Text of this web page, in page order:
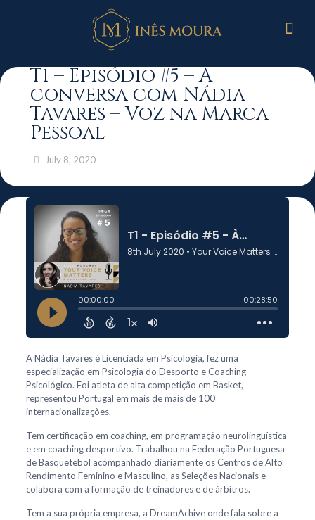
T1 – Episódio #5 – À
conversa com Nádia
Tavares – Voz na Marca
Pessoal
July 8, 2020
A Nádia Tavares é Licenciada em Psicologia, fez uma
especialização em Psicologia do Desporto e Coaching
Psicológico. Foi atleta de alta competição em Basket,
representou Portugal em mais de mais de 100
internacionalizações.
Tem certificação em coaching, em programação neurolinguística
e em coaching desportivo. Trabalhou na Federação Portuguesa
de Basquetebol acompanhado diariamente os Centros de Alto
Rendimento Feminino e Masculino, as Seleções Nacionais e
colabora com a formação de treinadores e de árbitros.
Tem a sua própria empresa, a DreamAchive onde fala sobre a